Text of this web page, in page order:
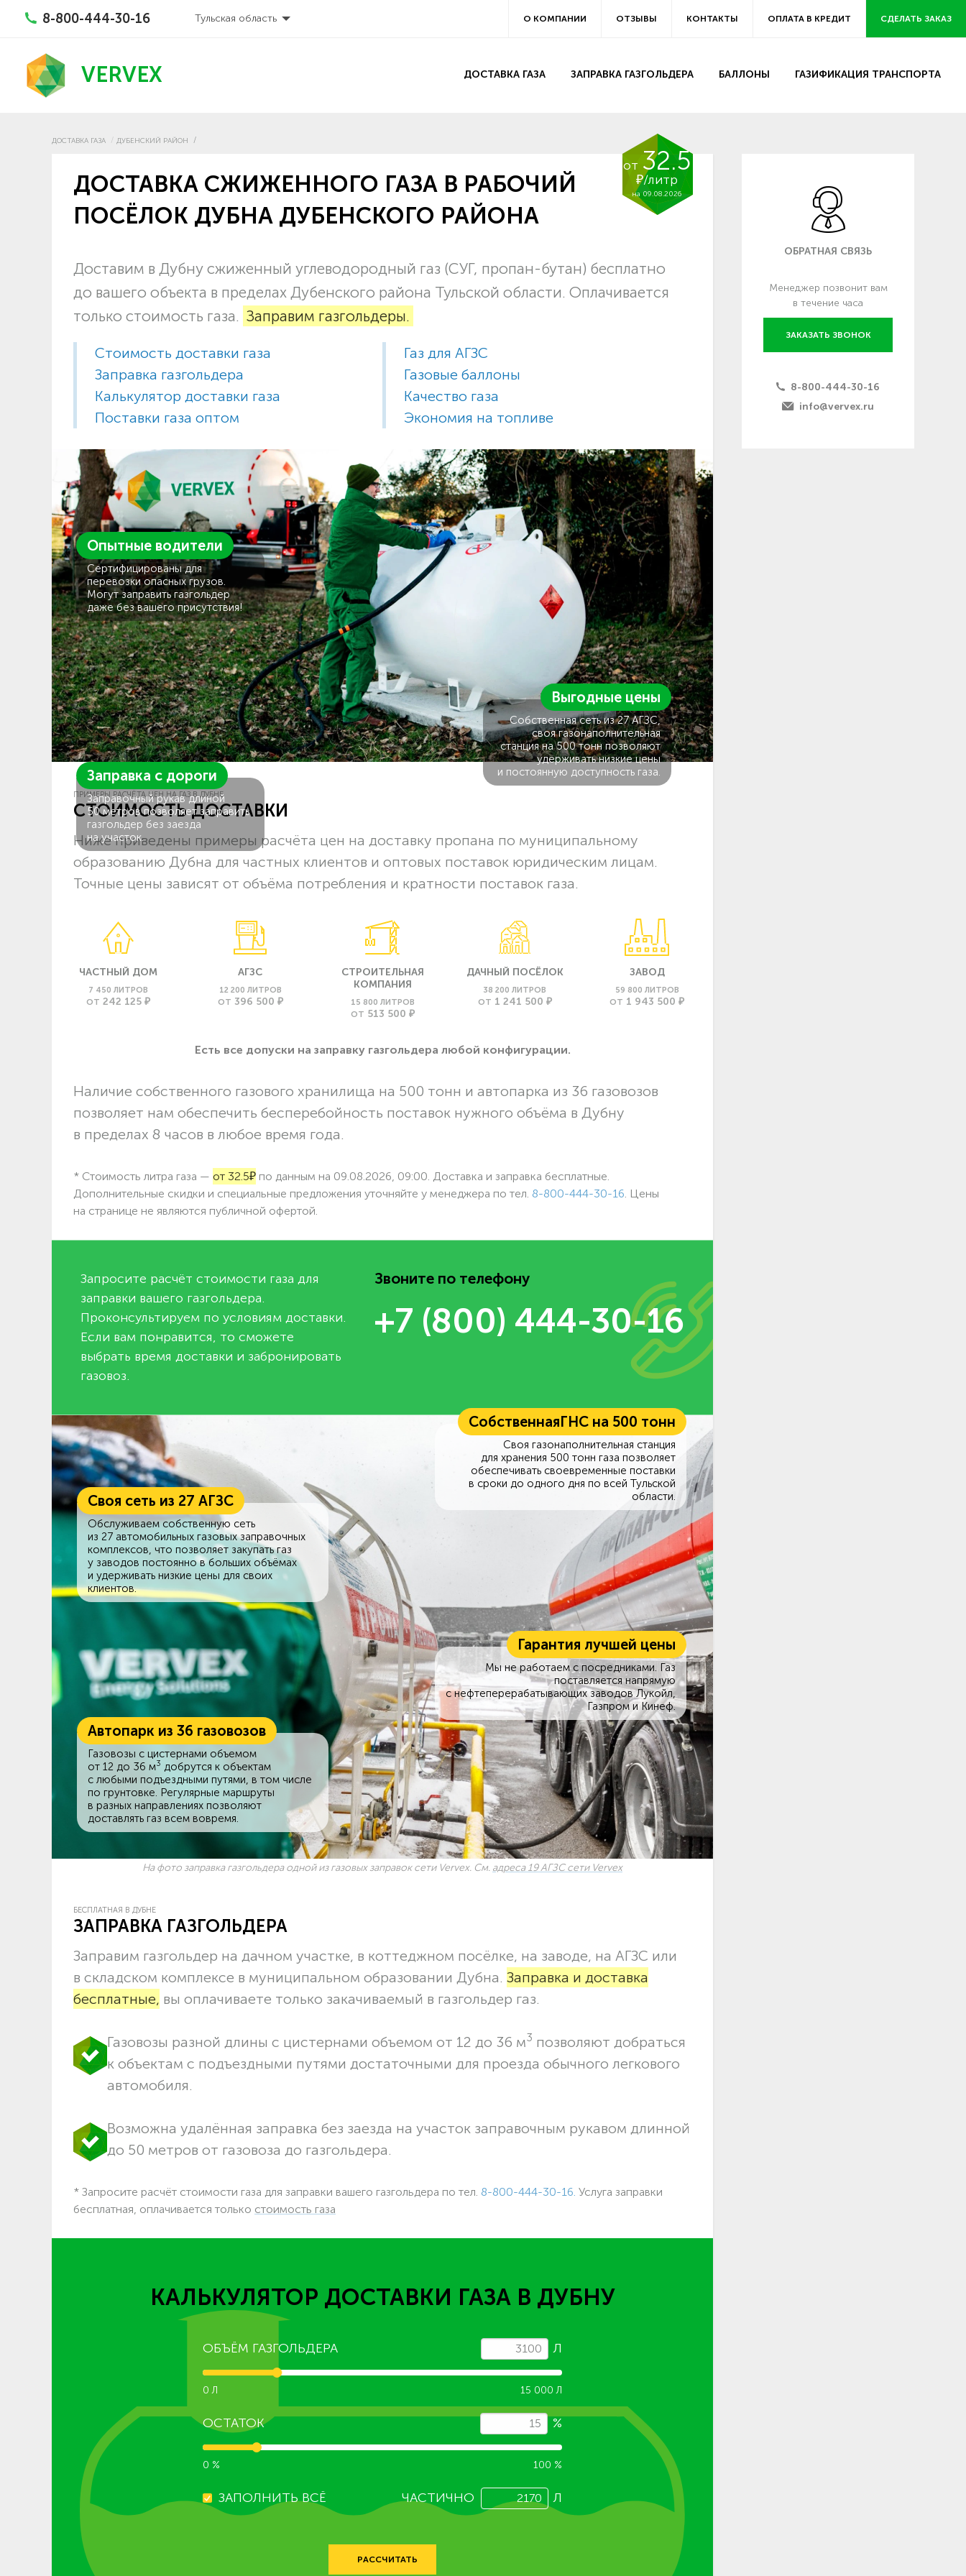
8-800-444-30-16 Тульская область О КОМПАНИИ ОТЗЫВЫ КОНТАКТЫ ОПЛАТА В КРЕДИТ СДЕЛАТЬ ЗАКАЗ
VERVEX ДОСТАВКА ГАЗА ЗАПРАВКА ГАЗГОЛЬДЕРА БАЛЛОНЫ ГАЗИФИКАЦИЯ ТРАНСПОРТА
ДОСТАВКА ГАЗА ДУБЕНСКИЙ РАЙОН
от 32.5
₽/литр
на 09.08.2026
ДОСТАВКА СЖИЖЕННОГО ГАЗА В РАБОЧИЙ
ПОСЁЛОК ДУБНА ДУБЕНСКОГО РАЙОНА
Доставим в Дубну сжиженный углеводородный газ (СУГ, пропан-бутан) бесплатно
до вашего объекта в пределах Дубенского района Тульской области. Оплачивается
только стоимость газа. Заправим газгольдеры.
Стоимость доставки газа
Заправка газгольдера
Калькулятор доставки газа
Поставки газа оптом
Газ для АГЗС
Газовые баллоны
Качество газа
Экономия на топливе
Опытные водители
Сертифицированы для
перевозки опасных грузов.
Могут заправить газгольдер
даже без вашего присутствия!
Заправка с дороги
Заправочный рукав длиной
50 метров позволяет заправить
газгольдер без заезда
на участок.
Выгодные цены
Собственная сеть из 27 АГЗС,
своя газонаполнительная
станция на 500 тонн позволяют
удерживать низкие цены
и постоянную доступность газа.
ПРИМЕРЫ РАСЧЁТА ЦЕН НА ГАЗ В ДУБНЕ
СТОИМОСТЬ ДОСТАВКИ
Ниже приведены примеры расчёта цен на доставку пропана по муниципальному
образованию Дубна для частных клиентов и оптовых поставок юридическим лицам.
Точные цены зависят от объёма потребления и кратности поставок газа.
ЧАСТНЫЙ ДОМ
7 450 ЛИТРОВ
ОТ 242 125 ₽
АГЗС
12 200 ЛИТРОВ
ОТ 396 500 ₽
СТРОИТЕЛЬНАЯ
КОМПАНИЯ
15 800 ЛИТРОВ
ОТ 513 500 ₽
ДАЧНЫЙ ПОСЁЛОК
38 200 ЛИТРОВ
ОТ 1 241 500 ₽
ЗАВОД
59 800 ЛИТРОВ
ОТ 1 943 500 ₽
Есть все допуски нa заправку газгольдера любой конфигурации.
Наличие собственного газового хранилища на 500 тонн и автопарка из 36 газовозов
позволяет нам обеспечить бесперебойность поставок нужного объёма в Дубну
в пределах 8 часов в любое время года.
* Стоимость литра газа — от 32.5₽ по данным на 09.08.2026, 09:00. Доставка и заправка бесплатные.
Дополнительные скидки и специальные предложения уточняйте у менеджера по тел. 8-800-444-30-16 . Цены
на странице не являются публичной офертой.
Запросите расчёт стоимости газа для
заправки вашего газгольдера.
Проконсультируем по условиям доставки.
Если вам понравится, то сможете
выбрать время доставки и забронировать
газовоз.
Звоните по телефону
+7 (800) 444-30-16
СобственнаяГНС на 500 тонн
Своя газонаполнительная станция
для хранения 500 тонн газа позволяет
обеспечивать своевременные поставки
в сроки до одного дня по всей Тульской
области.
Своя сеть из 27 АГЗС
Обслуживаем собственную сеть
из 27 автомобильных газовых заправочных
комплексов, что позволяет закупать газ
у заводов постоянно в больших объёмах
и удерживать низкие цены для своих
клиентов.
Гарантия лучшей цены
Мы не работаем с посредниками. Газ
поставляется напрямую
с нефтеперерабатывающих заводов Лукойл,
Газпром и Кинеф.
Автопарк из 36 газовозов
Газовозы с цистернами объемом
от 12 до 36 м3 добрутся к объектам
c любыми подъездными путями, в том числе
по грунтовке. Регулярные маршруты
в разных направлениях позволяют
доставлять газ всем вовремя.
На фото заправка газгольдера одной из газовых заправок сети Vervex. См. адреса 19 АГЗС сети Vervex
БЕСПЛАТНАЯ В ДУБНЕ
ЗАПРАВКА ГАЗГОЛЬДЕРА
Заправим газгольдер на дачном участке, в коттеджном посёлке, на заводе, на АГЗС или
в складском комплексе в муниципальном образовании Дубна. Заправка и доставка
бесплатные, вы оплачиваете только закачиваемый в газгольдер газ.
Газовозы разной длины с цистернами объемом от 12 до 36 м3 позволяют добраться
к объектам c подъездными путями достаточными для проезда обычного легкового
автомобиля.
Возможна удалённая заправка без заезда на участок заправочным рукавом длинной
до 50 метров от газовоза до газгольдера.
* Запросите расчёт стоимости газа для заправки вашего газгольдера по тел. 8-800-444-30-16. Услуга заправки
бесплатная, оплачивается только стоимость газа
КАЛЬКУЛЯТОР ДОСТАВКИ ГАЗА В ДУБНУ
ОБЪЁМ ГАЗГОЛЬДЕРА Л
0 Л 15 000 Л
ОСТАТОК %
0 % 100 %
ЗАПОЛНИТЬ ВСЁ ЧАСТИЧНО Л
РАССЧИТАТЬ
ОБРАТНАЯ СВЯЗЬ
Менеджер позвонит вам
в течение часа
ЗАКАЗАТЬ ЗВОНОК
8-800-444-30-16
info@vervex.ru